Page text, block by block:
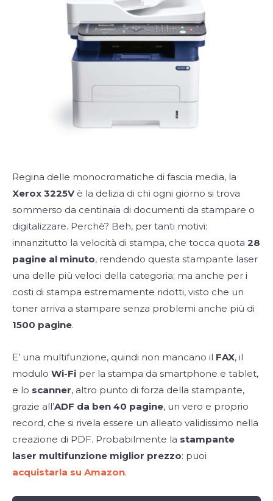
Regina delle monocromatiche di fascia media, la
Xerox 3225Vè la delizia di chi ogni giorno si trova
sommerso da centinaia di documenti da stampare o
digitalizzare. Perchè? Beh, per tanti motivi:
innanzitutto la velocità di stampa, che tocca quota 28
pagine al minuto, rendendo questa stampante laser
una delle più veloci della categoria; ma anche per i
costi di stampa estremamente ridotti, visto che un
toner arriva a stampare senza problemi anche più di
1500 pagine.
E’ una multifunzione, quindi non mancano il FAX, il
modulo Wi-Fi per la stampa da smartphone e tablet,
e lo scanner, altro punto di forza della stampante,
grazie all’ADF da ben 40 pagine, un vero e proprio
record, che si rivela essere un alleato validissimo nella
creazione di PDF. Probabilmente la stampante
laser multifunzione miglior prezzo: puoi
acquistarla su Amazon.